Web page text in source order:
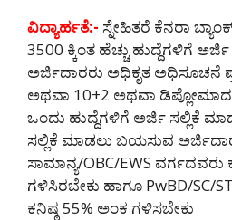
ವಿದ್ಯಾರ್ಹತೆ:- ಸ್ನೇಹಿತರೆ ಕೆನರಾ
3500 ಕ್ಕಿಂತ ಹೆಚ್ಚು ಹುದ್ದೆಗಳಿಗೆ
ಅರ್ಜಿದಾರರು ಅಧಿಕೃತ ಅಧಿಸೂಚನೆ
ಅಥವಾ 10+2 ಅಥವಾ
ಒಂದು ಹುದ್ದೆಗಳಿಗೆ ಅರ್ಜಿ ಸಲ್ಲಿಕೆ
ಸಲ್ಲಿಕೆ ಮಾಡಲು ಬಯಸುವ
ಸಾಮಾನ್ಯ/OBC/EWS ವರ್ಗದವರು
ಗಳಿಸಿರಬೇಕು ಹಾಗೂ PwBD/SC/
ಕನಿಷ್ಠ 55% ಅಂಕ ಗಳಿಸಬೇಕು